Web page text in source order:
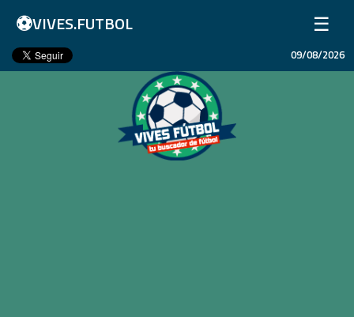
⚽VIVES.FUTBOL ☰
Inicio
09/08/2026